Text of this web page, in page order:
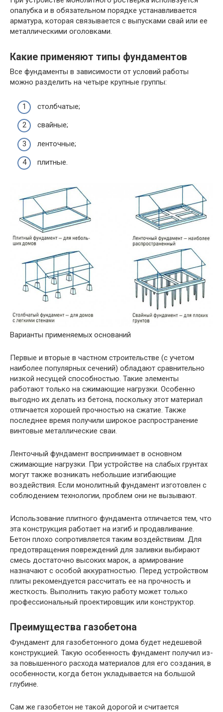
опалубка и в обязательном порядке устанавливается
арматура, которая связывается с выпусками свай или ее
металлическими оголовками.
Какие применяют типы фундаментов
Все фундаменты в зависимости от условий работы
можно разделить на четыре крупные группы:
столбчатые;
свайные;
ленточные;
плитные.
Варианты применяемых оснований
Первые и вторые в частном строительстве (с учетом
наиболее популярных сечений) обладают сравнительно
низкой несущей способностью. Такие элементы
работают только на сжимающие нагрузки. Особенно
выгодно их делать из бетона, поскольку этот материал
отличается хорошей прочностью на сжатие. Также
последнее время получили широкое распространение
винтовые металлические сваи.
Ленточный фундамент воспринимает в основном
сжимающие нагрузки. При устройстве на слабых грунтах
могут также возникать небольшие изгибающие
воздействия. Если монолитный фундамент изготовлен с
соблюдением технологии, проблем они не вызывают.
Использование плитного фундамента отличается тем, что
эта конструкция работает на изгиб и продавливание.
Бетон плохо сопротивляется таким воздействиям. Для
предотвращения повреждений для заливки выбирают
смесь достаточно высоких марок, а армирование
назначают с особой аккуратностью. Перед устройством
плиты рекомендуется рассчитать ее на прочность и
жесткость. Выполнить такую работу может только
профессиональный проектировщик или конструктор.
Преимущества газобетона
Фундамент для газобетонного дома будет недешевой
конструкцией. Такую особенность фундамент получил из-
за повышенного расхода материалов для его создания, в
особенности, когда бетон укладывается на большой
глубине.
Сам же газобетон не такой дорогой и считается